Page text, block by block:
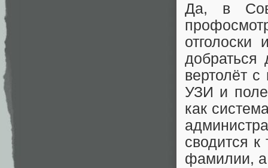
Да, в
добраться
вертолёт с
УЗИ и
как
сводится к
фамилии,